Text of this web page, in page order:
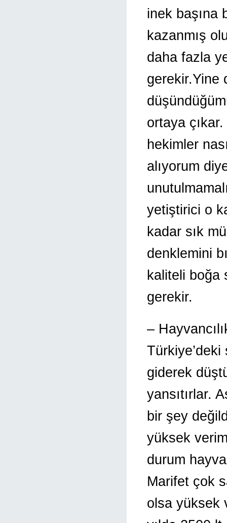
inek başına
kazanmış
daha fazla
gerekir.Yine
ortaya
hekimler
alıyorum
yetiştirici o
kadar sık
denklemini
kaliteli boğa
gerekir.
–
Türkiye’deki
giderek
yansıtırlar.
bir şey
yüksek
durum
Marifet çok
olsa yüksek